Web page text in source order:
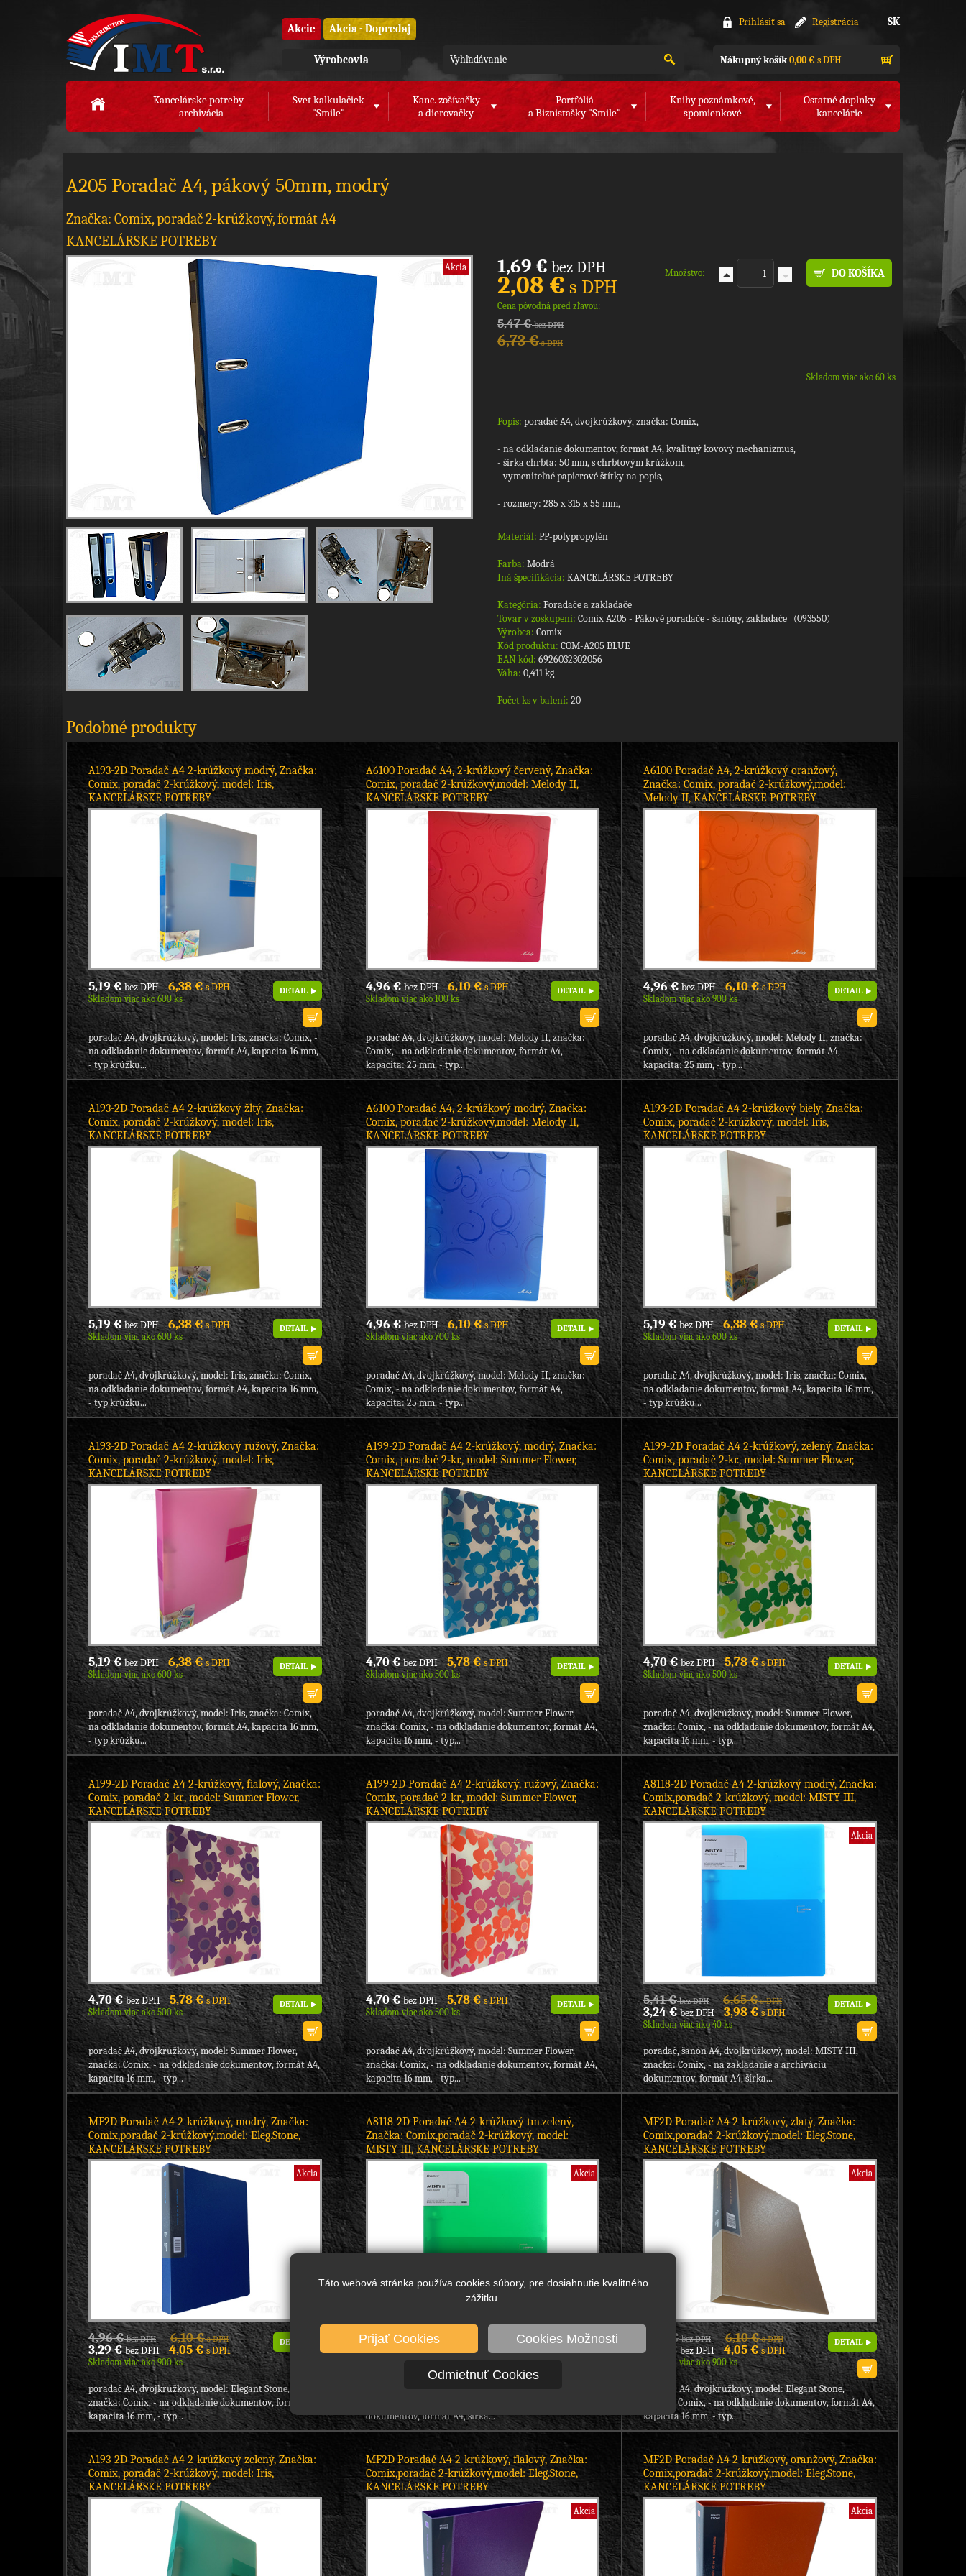
Táto webová stránka používa cookies súbory, pre dosiahnutie kvalitného
zážitku.
Prijať Cookies Cookies Možnosti
Odmietnuť Cookies
Akcie Akcia - Dopredaj
Prihlásiť sa Registrácia SK
Výrobcovia Nákupný košík0,00 €s DPH
Kancelárske potreby
- archivácia
Svet kalkulačiek
"Smile"
Kanc. zošívačky
a dierovačky
Portfóliá
a Biznistašky "Smile"
Knihy poznámkové,
spomienkové
Ostatné doplnky
kancelárie
A205 Poradač A4, pákový 50mm, modrý
Značka: Comix, poradač 2-krúžkový, formát A4
KANCELÁRSKE POTREBY
Akcia 1,69 € bez DPH
2,08 € s DPH
Cena pôvodná pred zľavou:
5,47 €bez DPH
6,73 €s DPH
Množstvo:
Skladom viac ako 60 ks
Popis: poradač A4, dvojkrúžkový, značka: Comix,
- na odkladanie dokumentov, formát A4, kvalitný kovový mechanizmus,
- šírka chrbta: 50 mm, s chrbtovým krúžkom,
- vymeniteľné papierové štítky na popis,
- rozmery: 285 x 315 x 55 mm,
Materiál: PP-polypropylén
Farba: Modrá
Iná špecifikácia: KANCELÁRSKE POTREBY
Kategória: Poradače a zakladače
Tovar v zoskupení: Comix A205 - Pákové poradače - šanóny, zakladače (093550)
Výrobca: Comix
Kód produktu: COM-A205 BLUE
EAN kód: 6926032302056
Váha: 0,411 kg
Počet ks v balení: 20
Podobné produkty
A193-2D Poradač A4 2-krúžkový modrý, Značka:
Comix, poradač 2-krúžkový, model: Iris,
KANCELÁRSKE POTREBY
5,19 €bez DPH 6,38 €s DPH
Skladom viac ako 600 ks
DETAIL
poradač A4, dvojkrúžkový, model: Iris, značka: Comix, -
na odkladanie dokumentov, formát A4, kapacita 16 mm,
- typ krúžku...
A6100 Poradač A4, 2-krúžkový červený, Značka:
Comix, poradač 2-krúžkový,model: Melody II,
KANCELÁRSKE POTREBY
4,96 €bez DPH 6,10 €s DPH
Skladom viac ako 100 ks
DETAIL
poradač A4, dvojkrúžkový, model: Melody II, značka:
Comix, - na odkladanie dokumentov, formát A4,
kapacita: 25 mm, - typ...
A6100 Poradač A4, 2-krúžkový oranžový,
Značka: Comix, poradač 2-krúžkový,model:
Melody II, KANCELÁRSKE POTREBY
4,96 €bez DPH 6,10 €s DPH
Skladom viac ako 900 ks
DETAIL
poradač A4, dvojkrúžkový, model: Melody II, značka:
Comix, - na odkladanie dokumentov, formát A4,
kapacita: 25 mm, - typ...
A193-2D Poradač A4 2-krúžkový žltý, Značka:
Comix, poradač 2-krúžkový, model: Iris,
KANCELÁRSKE POTREBY
5,19 €bez DPH 6,38 €s DPH
Skladom viac ako 600 ks
DETAIL
poradač A4, dvojkrúžkový, model: Iris, značka: Comix, -
na odkladanie dokumentov, formát A4, kapacita 16 mm,
- typ krúžku...
A6100 Poradač A4, 2-krúžkový modrý, Značka:
Comix, poradač 2-krúžkový,model: Melody II,
KANCELÁRSKE POTREBY
4,96 €bez DPH 6,10 €s DPH
Skladom viac ako 700 ks
DETAIL
poradač A4, dvojkrúžkový, model: Melody II, značka:
Comix, - na odkladanie dokumentov, formát A4,
kapacita: 25 mm, - typ...
A193-2D Poradač A4 2-krúžkový biely, Značka:
Comix, poradač 2-krúžkový, model: Iris,
KANCELÁRSKE POTREBY
5,19 €bez DPH 6,38 €s DPH
Skladom viac ako 600 ks
DETAIL
poradač A4, dvojkrúžkový, model: Iris, značka: Comix, -
na odkladanie dokumentov, formát A4, kapacita 16 mm,
- typ krúžku...
A193-2D Poradač A4 2-krúžkový ružový, Značka:
Comix, poradač 2-krúžkový, model: Iris,
KANCELÁRSKE POTREBY
5,19 €bez DPH 6,38 €s DPH
Skladom viac ako 600 ks
DETAIL
poradač A4, dvojkrúžkový, model: Iris, značka: Comix, -
na odkladanie dokumentov, formát A4, kapacita 16 mm,
- typ krúžku...
A199-2D Poradač A4 2-krúžkový, modrý, Značka:
Comix, poradač 2-kr., model: Summer Flower,
KANCELÁRSKE POTREBY
4,70 €bez DPH 5,78 €s DPH
Skladom viac ako 500 ks
DETAIL
poradač A4, dvojkrúžkový, model: Summer Flower,
značka: Comix, - na odkladanie dokumentov, formát A4,
kapacita 16 mm, - typ...
A199-2D Poradač A4 2-krúžkový, zelený, Značka:
Comix, poradač 2-kr., model: Summer Flower,
KANCELÁRSKE POTREBY
4,70 €bez DPH 5,78 €s DPH
Skladom viac ako 500 ks
DETAIL
poradač A4, dvojkrúžkový, model: Summer Flower,
značka: Comix, - na odkladanie dokumentov, formát A4,
kapacita 16 mm, - typ...
A199-2D Poradač A4 2-krúžkový, fialový, Značka:
Comix, poradač 2-kr., model: Summer Flower,
KANCELÁRSKE POTREBY
4,70 €bez DPH 5,78 €s DPH
Skladom viac ako 500 ks
DETAIL
poradač A4, dvojkrúžkový, model: Summer Flower,
značka: Comix, - na odkladanie dokumentov, formát A4,
kapacita 16 mm, - typ...
A199-2D Poradač A4 2-krúžkový, ružový, Značka:
Comix, poradač 2-kr., model: Summer Flower,
KANCELÁRSKE POTREBY
4,70 €bez DPH 5,78 €s DPH
Skladom viac ako 500 ks
DETAIL
poradač A4, dvojkrúžkový, model: Summer Flower,
značka: Comix, - na odkladanie dokumentov, formát A4,
kapacita 16 mm, - typ...
A8118-2D Poradač A4 2-krúžkový modrý, Značka:
Comix,poradač 2-krúžkový, model: MISTY III,
KANCELÁRSKE POTREBY
Akcia
5,41 €bez DPH 6,65 €s DPH
3,24 €bez DPH 3,98 €s DPH
Skladom viac ako 40 ks
DETAIL
poradač, šanón A4, dvojkrúžkový, model: MISTY III,
značka: Comix, - na zakladanie a archiváciu
dokumentov, formát A4, šírka...
MF2D Poradač A4 2-krúžkový, modrý, Značka:
Comix,poradač 2-krúžkový,model: Eleg.Stone,
KANCELÁRSKE POTREBY
Akcia
4,96 €bez DPH 6,10 €s DPH
3,29 €bez DPH 4,05 €s DPH
Skladom viac ako 900 ks
DETAIL
poradač A4, dvojkrúžkový, model: Elegant Stone,
značka: Comix, - na odkladanie dokumentov, formát A4,
kapacita 16 mm, - typ...
A8118-2D Poradač A4 2-krúžkový tm.zelený,
Značka: Comix,poradač 2-krúžkový, model:
MISTY III, KANCELÁRSKE POTREBY
Akcia
5,41 €bez DPH
3,24 €bez DPH 3,98 € s DPH
DETAIL
dokumentov, formát A4, šírka...
MF2D Poradač A4 2-krúžkový, zlatý, Značka:
Comix,poradač 2-krúžkový,model: Eleg.Stone,
KANCELÁRSKE POTREBY
Akcia
4,96 €bez DPH 6,10 €s DPH
3,29 €bez DPH 4,05 €s DPH
Skladom viac ako 900 ks
DETAIL
poradač A4, dvojkrúžkový, model: Elegant Stone,
značka: Comix, - na odkladanie dokumentov, formát A4,
kapacita 16 mm, - typ...
A193-2D Poradač A4 2-krúžkový zelený, Značka:
Comix, poradač 2-krúžkový, model: Iris,
KANCELÁRSKE POTREBY
MF2D Poradač A4 2-krúžkový, fialový, Značka:
Comix,poradač 2-krúžkový,model: Eleg.Stone,
KANCELÁRSKE POTREBY
Akcia
MF2D Poradač A4 2-krúžkový, oranžový, Značka:
Comix,poradač 2-krúžkový,model: Eleg.Stone,
KANCELÁRSKE POTREBY
Akcia